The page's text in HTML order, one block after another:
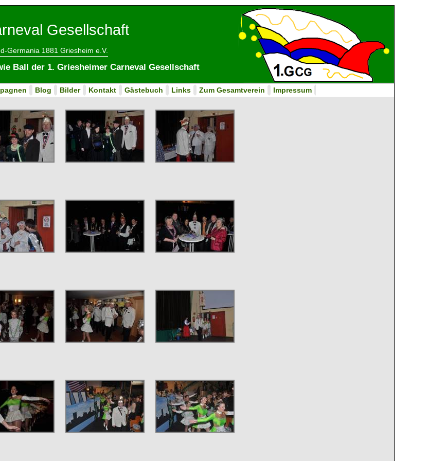
Gesellschaft
Germania 1881 Griesheim e.V.
Ball der 1. Griesheimer Carneval Gesellschaft
Blog Bilder Kontakt Gästebuch Links Zum Gesamtverein Impressum